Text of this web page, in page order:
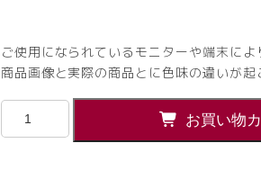
ご使用になられているモニターや端末によ
商品画像と実際の商品とに色味の違いが
【法
お買い物